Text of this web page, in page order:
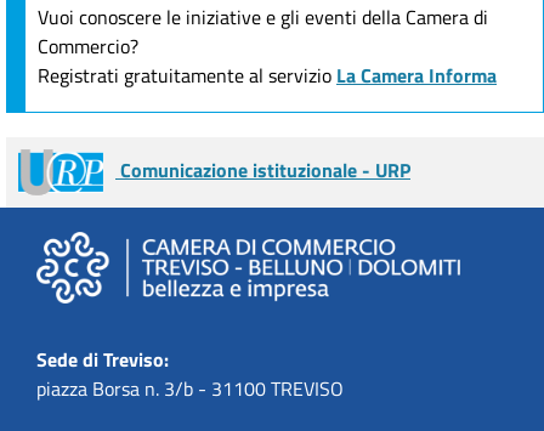
Vuoi conoscere le iniziative e gli eventi della Camera di
Commercio?
Registrati gratuitamente al servizio La Camera Informa
Comunicazione istituzionale - URP
Sede di Treviso:
piazza Borsa n. 3/b - 31100 TREVISO